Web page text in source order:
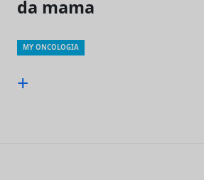
da mama
MY ONCOLOGIA
+